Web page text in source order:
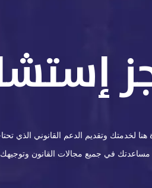
لخدمتك وتقديم الدعم القانوني الذي
مساعدتك في جميع مجالات القانون